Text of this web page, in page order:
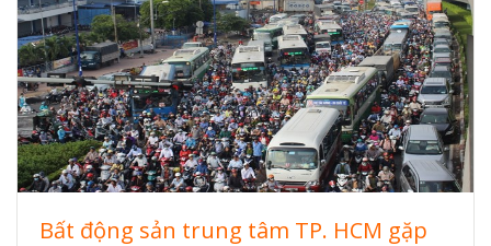
Bất động sản trung tâm TP. HCM gặp